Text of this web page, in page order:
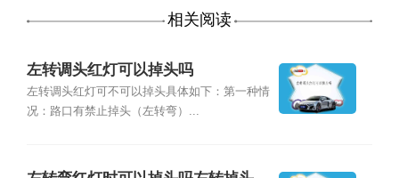
相关阅读
左转调头红灯可以掉头吗
左转调头红灯可不可以掉头具体如下：第一种情
况：路口有禁止掉头（左转弯）...